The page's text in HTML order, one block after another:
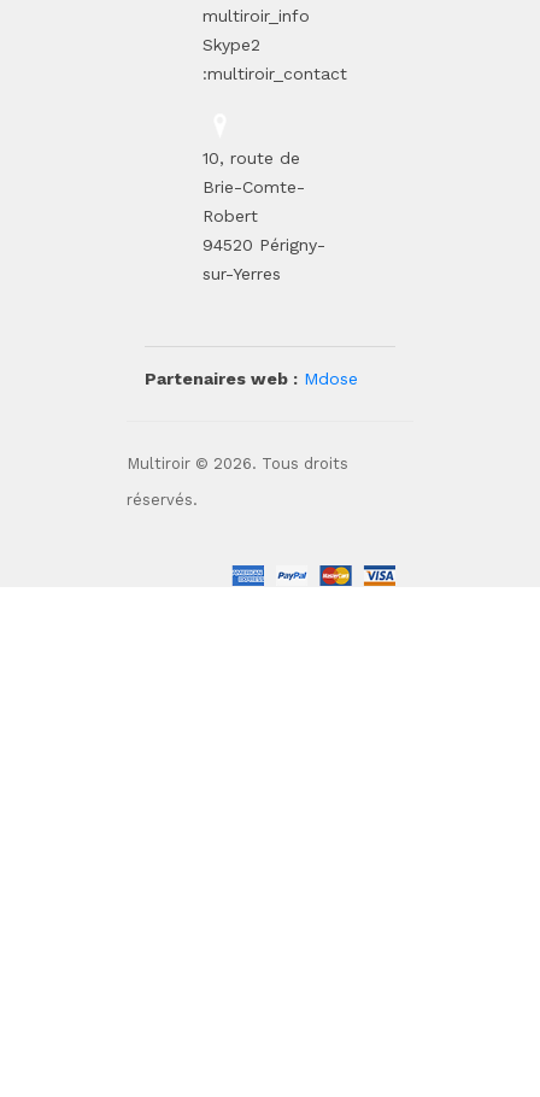
multiroir_info
Skype2
:multiroir_contact
10, route de
Brie-Comte-
Robert
94520 Périgny-
sur-Yerres
Partenaires web : Mdose
Multiroir © 2026. Tous droits
réservés.